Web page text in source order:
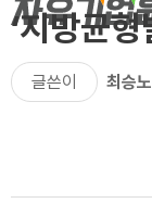
‘지방균
글쓴이 최승노